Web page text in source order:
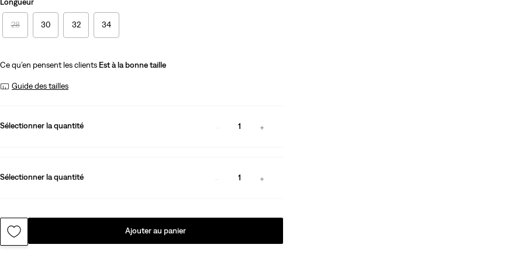
28 30 32 34
Ce qu’en pensent les clients Est à la bonne taille
Guide des tailles
Sélectionner la quantité 1
Sélectionner la quantité 1
Ajouter au panier